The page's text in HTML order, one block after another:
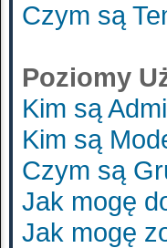
Czym są
Poziomy
Kim są
Kim są
Czym są
Jak mogę
Jak mogę